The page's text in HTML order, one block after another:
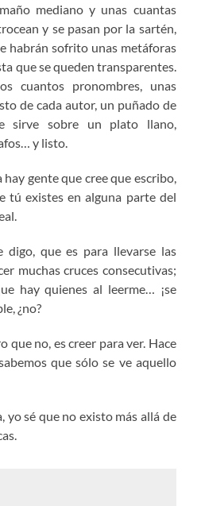
mediano y unas cuantas
y se pasan por la sartén,
habrán sofrito unas metáforas
que se queden transparentes.
cuantos pronombres, unas
de cada autor, un puñado de
sirve sobre un plato llano,
y listo.
gente que cree que escribo,
tú existes en alguna parte del
que es para llevarse las
muchas cruces consecutivas;
hay quienes al leerme… ¡se
¿no?
que no, es creer para ver. Hace
que sólo se ve aquello
sé que no existo más allá de